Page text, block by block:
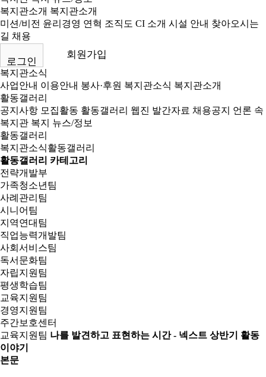
복지관소개 복지관소개
미션/비전 윤리경영 연혁 조직도 CI 소개 시설 안내 찾아오시는
길 채용
로그인
회원가입
복지관소식
사업안내 이용안내 봉사·후원 복지관소식 복지관소개
활동갤러리
공지사항 모집활동 활동갤러리 웹진 발간자료 채용공지
언론 속
복지관 복지 뉴스/정보
활동갤러리
복지관소식활동갤러리
활동갤러리 카테고리
전략개발부
가족청소년팀
사례관리팀
시니어팀
지역연대팀
직업능력개발팀
사회서비스팀
독서문화팀
자립지원팀
평생학습팀
교육지원팀
경영지원팀
주간보호센터
교육지원팀 나를 발견하고 표현하는 시간 - 넥스트 상반기 활동
이야기
본문